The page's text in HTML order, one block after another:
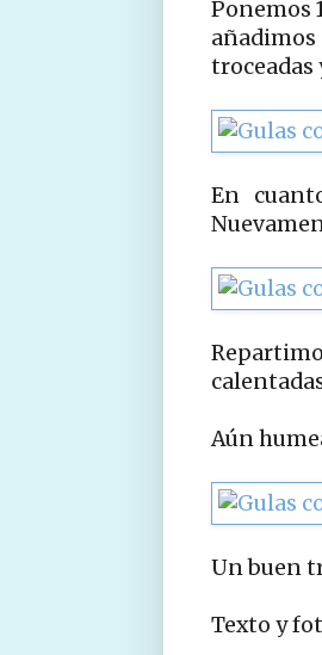
Ponemos
troceadas
En
Aún
Un buen
Texto y